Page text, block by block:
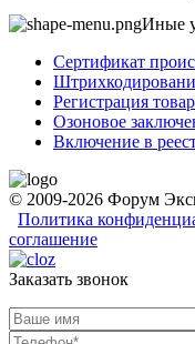
Иные
Сертификат
Регистрация
Озоновое
Включение в
© 2009-2026 Форум
Политика
соглашение
Заказать звонок